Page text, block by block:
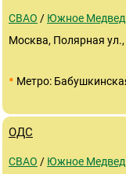
СВАО / Южное
Москва, Полярная ул.,
• Метро:
ОДС
СВАО / Южное